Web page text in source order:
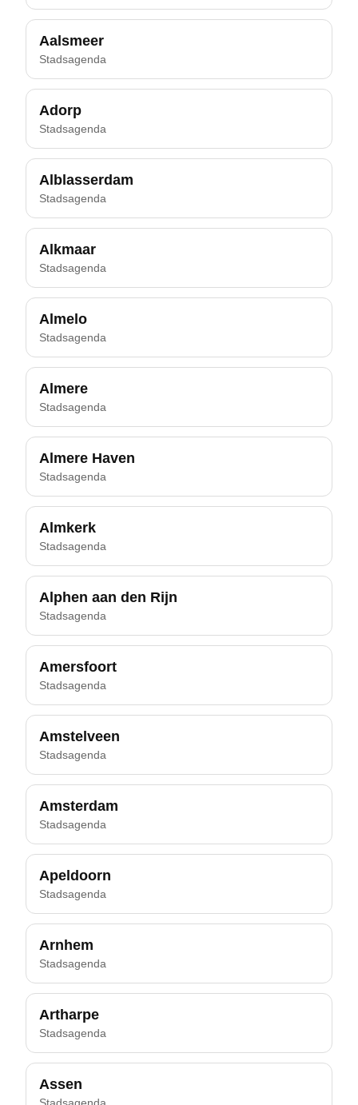
Aalsmeer
Stadsagenda
Adorp
Stadsagenda
Alblasserdam
Stadsagenda
Alkmaar
Stadsagenda
Almelo
Stadsagenda
Almere
Stadsagenda
Almere Haven
Stadsagenda
Almkerk
Stadsagenda
Alphen aan den Rijn
Stadsagenda
Amersfoort
Stadsagenda
Amstelveen
Stadsagenda
Amsterdam
Stadsagenda
Apeldoorn
Stadsagenda
Arnhem
Stadsagenda
Artharpe
Stadsagenda
Assen